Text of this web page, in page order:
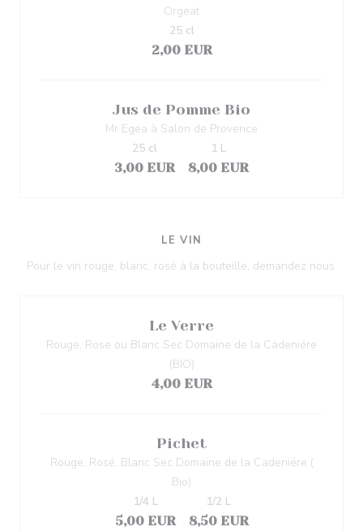
Orgeat
2,00 EUR
25 cl
Jus de Pomme Bio
Mr Egea à Salon de Provence
3,00 EUR
25 cl
8,00 EUR
1 L
LE VIN
Pour le vin rouge, blanc, rosé à la bouteille, demandez nous.
Le Verre
Rouge, Rose ou Blanc Sec Domaine de la Cadeniére
(BIO)
4,00 EUR
Pichet
Rouge, Rosé, Blanc Sec Domaine de la Cadeniére (
Bio)
5,00 EUR
1/4 L
8,50 EUR
1/2 L